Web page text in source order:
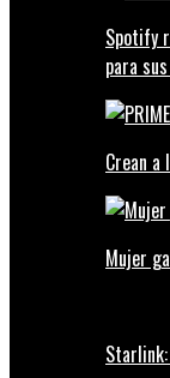
Spotify
para
Crean
Mujer